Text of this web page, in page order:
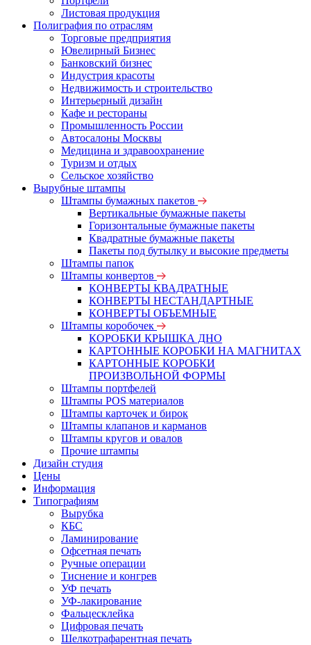
Листовая продукция
Полиграфия по отраслям
Торговые предприятия
Ювелирный Бизнес
Банковский бизнес
Индустрия красоты
Недвижимость и строительство
Интерьерный дизайн
Кафе и рестораны
Промышленность России
Автосалоны Москвы
Медицина и здравоохранение
Туризм и отдых
Сельское хозяйство
Вырубные штампы
Штампы бумажных пакетов
Вертикальные бумажные пакеты
Горизонтальные бумажные пакеты
Квадратные бумажные пакеты
Пакеты под бутылку и высокие предметы
Штампы папок
Штампы конвертов
КОНВЕРТЫ КВАДРАТНЫЕ
КОНВЕРТЫ НЕСТАНДАРТНЫЕ
КОНВЕРТЫ ОБЪЕМНЫЕ
Штампы коробочек
КОРОБКИ КРЫШКА ДНО
КАРТОННЫЕ КОРОБКИ НА МАГНИТАХ
КАРТОННЫЕ КОРОБКИ
ПРОИЗВОЛЬНОЙ ФОРМЫ
Штампы портфелей
Штампы POS материалов
Штампы карточек и бирок
Штампы клапанов и карманов
Штампы кругов и овалов
Прочие штампы
Дизайн студия
Цены
Информация
Типографиям
Вырубка
КБС
Ламинирование
Офсетная печать
Ручные операции
Тиснение и конгрев
УФ печать
УФ-лакирование
Фальцесклейка
Цифровая печать
Шелкотрафарентная печать